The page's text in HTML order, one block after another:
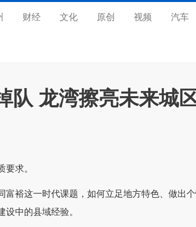
财经 文化 原创 视频 汽车
队 龙湾擦亮未来城
求。
裕这一时代课题，如何立足地方特色、做出
中的县域经验。